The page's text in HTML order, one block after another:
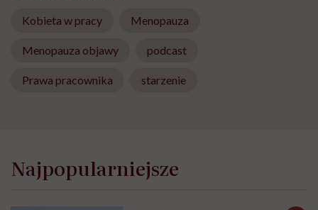
Kobieta w pracy Menopauza
Menopauza objawy podcast
Prawa pracownika starzenie
Najpopularniejsze